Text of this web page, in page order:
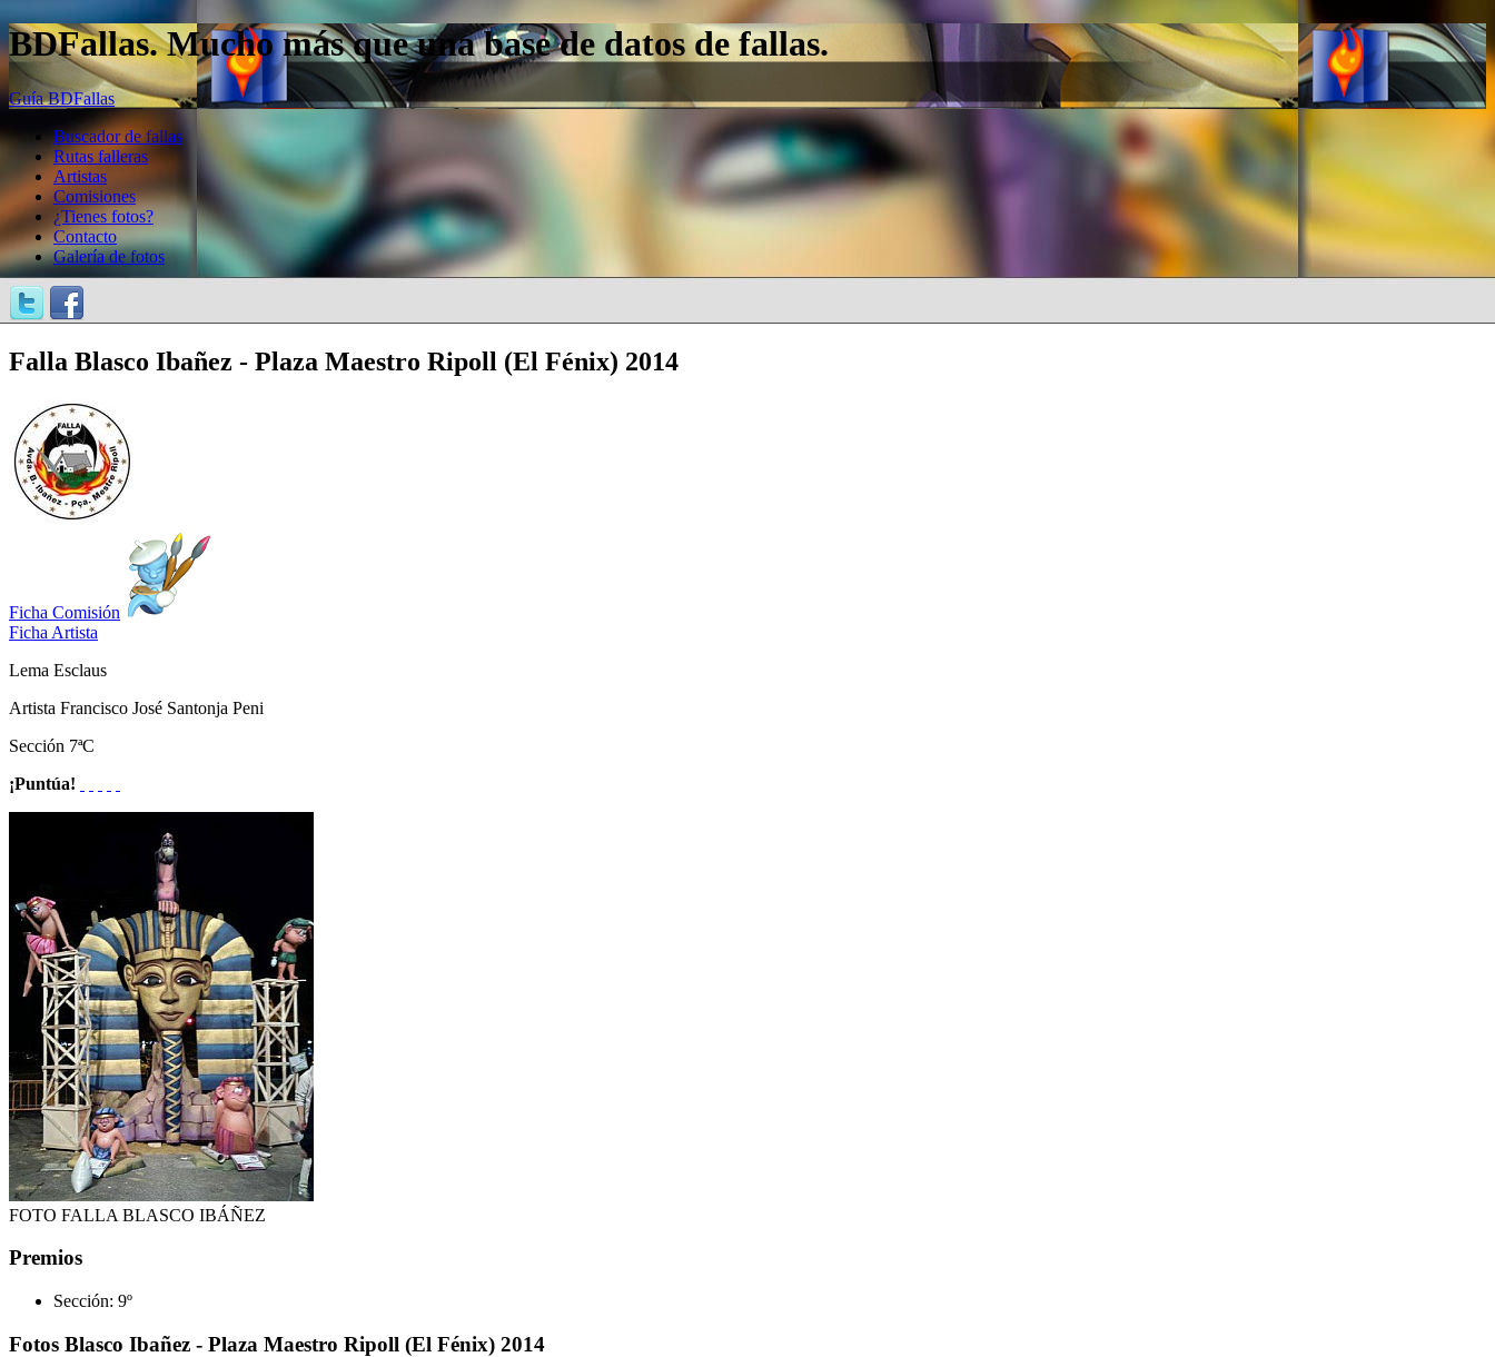
BDFallas. Mucho más que una base de datos de fallas.
Guía BDFallas
Buscador de fallas
Rutas falleras
Artistas
Comisiones
¿Tienes fotos?
Contacto
Galería de fotos
Falla Blasco Ibañez - Plaza Maestro Ripoll (El Fénix) 2014
Ficha Comisión
Ficha Artista
Lema Esclaus
Artista Francisco José Santonja Peni
Sección 7ªC
¡Puntúa!
FOTO FALLA BLASCO IBÁÑEZ
Premios
Sección: 9º
Fotos Blasco Ibañez - Plaza Maestro Ripoll (El Fénix) 2014